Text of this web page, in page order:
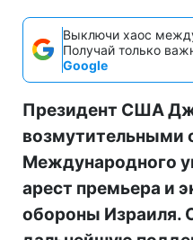
Выключи хаос
Получай только
Google
Президент США
возмутительными
Международного
арест премьера и
обороны Израиля.